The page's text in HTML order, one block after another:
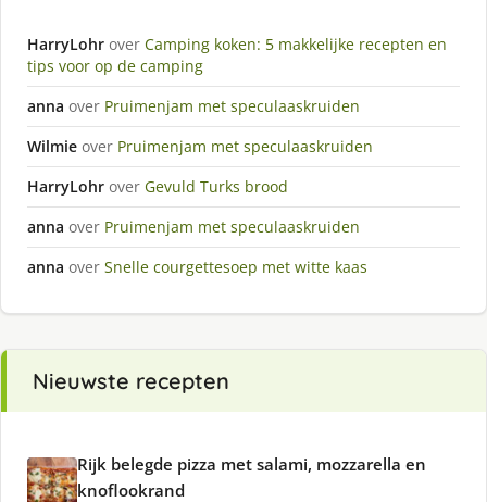
HarryLohr over Camping koken: 5 makkelijke recepten en
tips voor op de camping
anna over Pruimenjam met speculaaskruiden
Wilmie over Pruimenjam met speculaaskruiden
HarryLohr over Gevuld Turks brood
anna over Pruimenjam met speculaaskruiden
anna over Snelle courgettesoep met witte kaas
Nieuwste recepten
Rijk belegde pizza met salami, mozzarella en
knoflookrand